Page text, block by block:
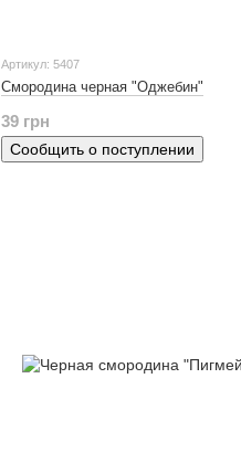
Артикул: 5407
Смородина черная "Оджебин"
39 грн
Сообщить о поступлении